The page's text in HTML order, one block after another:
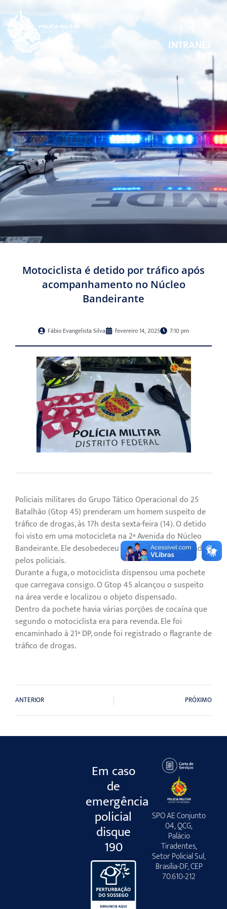
INTRANET
Motociclista é detido por tráfico após
acompanhamento no Núcleo
Bandeirante
Fábio Evangelista Silva fevereiro 14, 2025 7:10 pm
Policiais militares do Grupo Tático Operacional do 25º
Batalhão (Gtop 45) prenderam um homem suspeito de
tráfico de drogas, às 17h desta sexta-feira (14). O detido
foi visto em uma motocicleta na 2ª Avenida do Núcleo
Bandeirante. Ele desobedeceu a ordem de parada dada
pelos policiais.
Durante a fuga, o motociclista dispensou uma pochete
que carregava consigo. O Gtop 45 alcançou o suspeito
na área verde e localizou o objeto dispensado.
Dentro da pochete havia várias porções de cocaína que
segundo o motociclista era para revenda. Ele foi
encaminhado à 21ª DP, onde foi registrado o flagrante de
tráfico de drogas.
ANTERIOR PRÓXIMO
Em caso
de
emergência
policial
disque
190
SPO AE Conjunto
04, QCG,
Palácio
Tiradentes,
Setor Policial Sul,
Brasília-DF, CEP
70.610-212